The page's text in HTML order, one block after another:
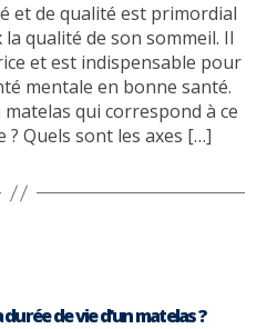
et de qualité est primordial
qualité de son sommeil. Il
et est indispensable pour
mentale en bonne santé.
qui correspond à ce
Quels sont les axes […]
de vie d’un matelas ?